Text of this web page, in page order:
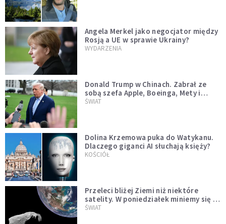
Angela Merkel jako negocjator między
Rosją a UE w sprawie Ukrainy?
WYDARZENIA
Donald Trump w Chinach. Zabrał ze
sobą szefa Apple, Boeinga, Mety i
Muska
ŚWIAT
Dolina Krzemowa puka do Watykanu.
Dlaczego giganci AI słuchają księży?
KOŚCIÓŁ
Przeleci bliżej Ziemi niż niektóre
satelity. W poniedziałek miniemy się z
asteroidą, która poprzedzi znacznie
ŚWIAT